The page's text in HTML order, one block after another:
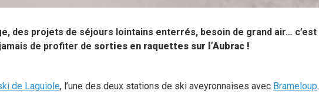
des projets de séjours lointains enterrés, besoin de grand air… c’est
de profiter de sorties en raquettes sur l’Aubrac !
de Laguiole, l’une des deux stations de ski aveyronnaises avec Brameloup.